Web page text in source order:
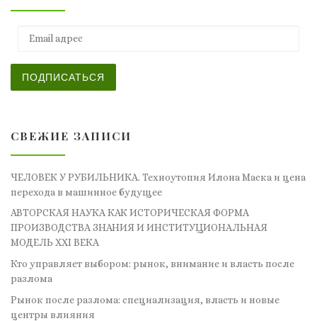
ПОДПИСАТЬСЯ
СВЕЖИЕ ЗАПИСИ
ЧЕЛОВЕК У РУБИЛЬНИКА. Техноутопия Илона Маска и цена
перехода в машинное будущее
АВТОРСКАЯ НАУКА КАК ИСТОРИЧЕСКАЯ ФОРМА
ПРОИЗВОДСТВА ЗНАНИЯ И ИНСТИТУЦИОНАЛЬНАЯ
МОДЕЛЬ XXI ВЕКА
Кто управляет выбором: рынок, внимание и власть после
разлома
Рынок после разлома: специализация, власть и новые
центры влияния